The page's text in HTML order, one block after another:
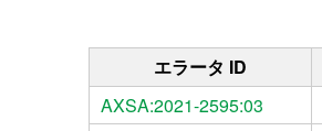
エラータ ID
AXSA:2021-2595:03